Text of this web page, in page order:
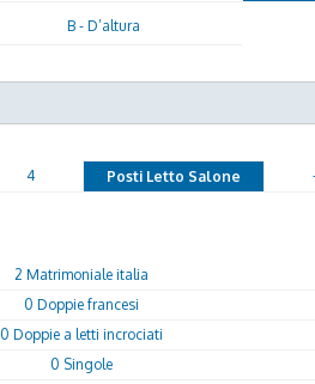
B - D’altura
4 Posti Letto Salone
2 Matrimoniale italia
0 Doppie francesi
0 Doppie a letti incrociati
0 Singole